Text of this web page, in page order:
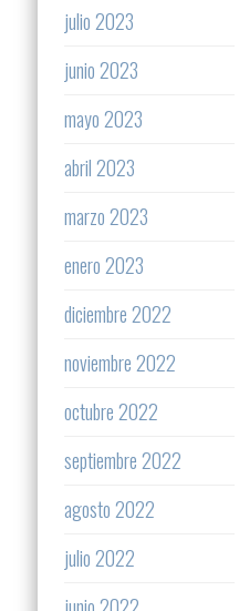
julio 2023
junio 2023
mayo 2023
abril 2023
marzo 2023
enero 2023
diciembre 2022
noviembre 2022
octubre 2022
septiembre 2022
agosto 2022
julio 2022